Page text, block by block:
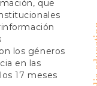
que
los géneros
en las
17 meses